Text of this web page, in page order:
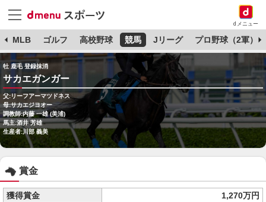
dメニュー
MLB ゴルフ 高校野球 競馬 Jリーグ プロ野球（2軍）
牡 鹿毛 登録抹消
サカエガンガー
父:リーフアーマツドネス
母:サカエジヨオー
調教師:内藤 一雄 (美浦)
馬主:酒井 芳雄
生産者:川部 義美
賞金
獲得賞金
1,270万円